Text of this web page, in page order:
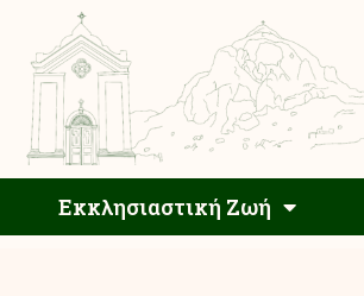
Εκκλησιαστική Ζωή
Αρχιεπισκοπή Εκκλησιαστική Ζωή